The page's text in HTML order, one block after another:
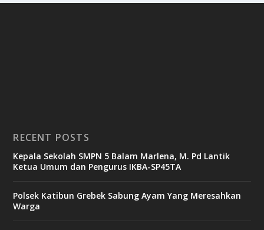
RECENT POSTS
Kepala Sekolah SMPN 5 Balam Marlena, M. Pd Lantik
Ketua Umum dan Pengurus IKBA-SP45TA
Polsek Katibun Grebek Sabung Ayam Yang Meresahkan
Warga